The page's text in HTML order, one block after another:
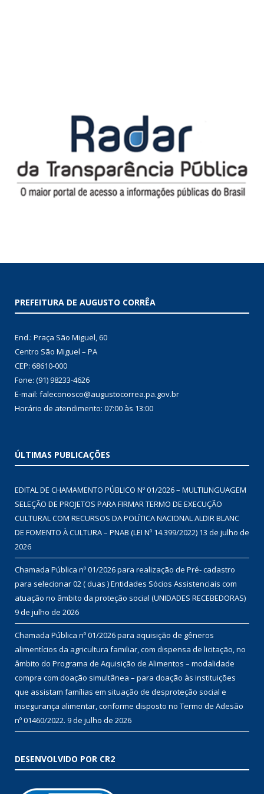
PREFEITURA DE AUGUSTO CORRÊA
End.: Praça São Miguel, 60
Centro São Miguel – PA
CEP: 68610-000
Fone: (91) 98233-4626
E-mail: faleconosco@augustocorrea.pa.gov.br
Horário de atendimento: 07:00 às 13:00
ÚLTIMAS PUBLICAÇÕES
EDITAL DE CHAMAMENTO PÚBLICO Nº 01/2026 – MULTILINGUAGEM
SELEÇÃO DE PROJETOS PARA FIRMAR TERMO DE EXECUÇÃO
CULTURAL COM RECURSOS DA POLÍTICA NACIONAL ALDIR BLANC
DE FOMENTO À CULTURA – PNAB (LEI Nº 14.399/2022) 13 de julho de
2026
Chamada Pública nº 01/2026 para realização de Pré- cadastro
para selecionar 02 ( duas ) Entidades Sócios Assistenciais com
atuação no âmbito da proteção social (UNIDADES RECEBEDORAS)
9 de julho de 2026
Chamada Pública nº 01/2026 para aquisição de gêneros
alimentícios da agricultura familiar, com dispensa de licitação, no
âmbito do Programa de Aquisição de Alimentos – modalidade
compra com doação simultânea – para doação às instituições
que assistam famílias em situação de desproteção social e
insegurança alimentar, conforme disposto no Termo de Adesão
nº 01460/2022. 9 de julho de 2026
DESENVOLVIDO POR CR2